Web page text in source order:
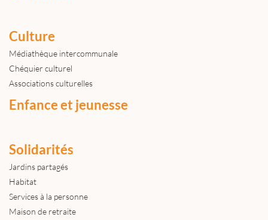
Culture
Médiathèque intercommunale
Chéquier culturel
Associations culturelles
Enfance et jeunesse
Solidarités
Jardins partagés
Habitat
Services à la personne
Maison de retraite